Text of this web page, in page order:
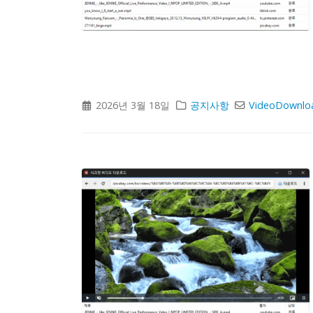
2026년 3월 18일 공지사항